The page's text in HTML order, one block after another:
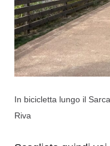
In bicicletta lungo il
Riva